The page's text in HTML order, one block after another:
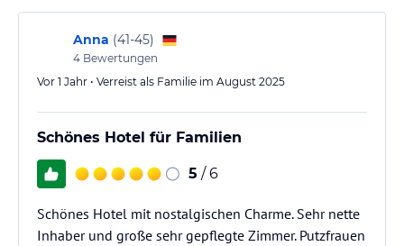
Canyoning, Wasserski, Parasailing..............
* Täglich verschiedene Sport-Schnupperprogramme : Tauchen bei
der Tauchbasis in ca. 1 Km, Reiten in ca. 3 Km, Golfen am
Hochplateau ca. 3 Km, Segeln, Surfen, Klettern im Sportcamp Royal
* tägliche Kinderanimation
* Hauseigene Bar "Legere" mit guten Getränken und gutem Sound (
* Hallenbad, Saunen
Anna (41-45)
4 Bewertungen
Vor 1 Jahr • Verreist als Familie im August 2025
Schönes Hotel für Familien
5 / 6
Schönes Hotel mit nostalgischen Charme. Sehr nette
Inhaber und große sehr gepflegte Zimmer. Putzfrauen